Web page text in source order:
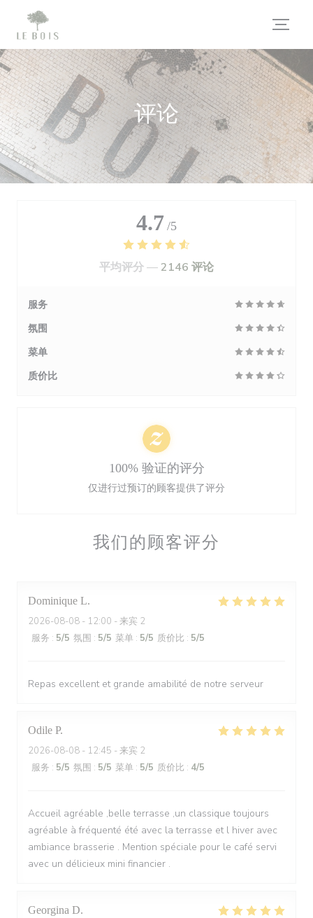
Cookie管理面板
评论
我们的顾客评分
Dominique L
2026-08-08 - 12:00 - 来宾 2
服务 : 5/5 氛围 : 5/5 菜单 : 5/5 质价比 : 5/5
Repas excellent et grande amabilité de notre serveur
Odile P
2026-08-08 - 12:45 - 来宾 2
服务 : 5/5 氛围 : 5/5 菜单 : 5/5 质价比 : 4/5
Accueil agréable ,belle terrasse ,un classique toujours
agréable à fréquenté été avec la terrasse et l hiver avec
ambiance brasserie . Mention spéciale pour le café servi
avec un délicieux mini financier .
Georgina D
4.7 /5
平均评分 — 2146 评论
服务
氛围
菜单
质价比
100% 验证的评分
仅进行过预订的顾客提供了评分